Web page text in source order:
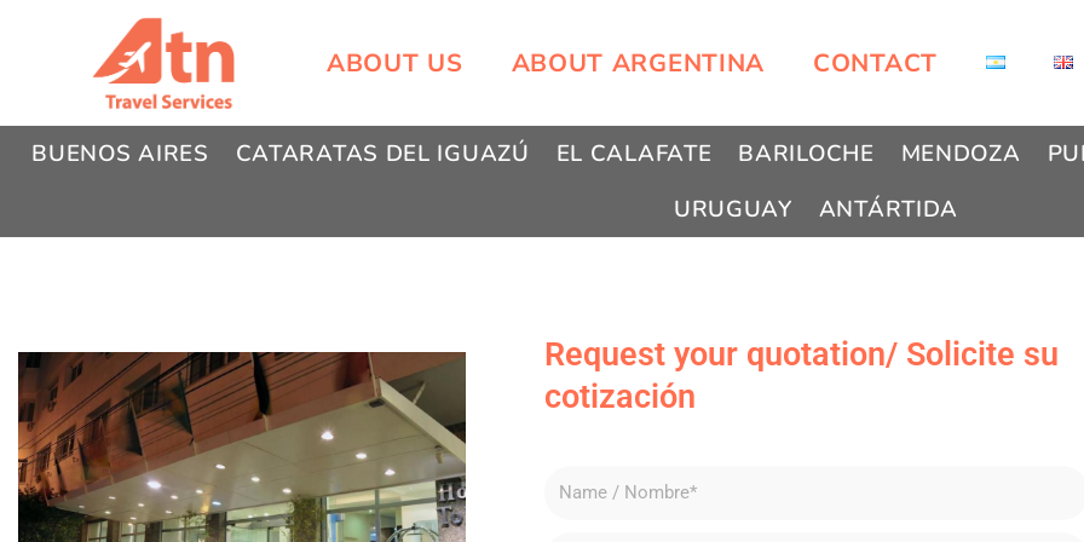
ABOUT US ABOUT ARGENTINA CONTACT
BUENOS AIRES CATARATAS DEL IGUAZÚ EL CALAFATE BARILOCHE MENDOZA
URUGUAY
ANTÁRTIDA
Request your quotation/ Solicite su
cotización